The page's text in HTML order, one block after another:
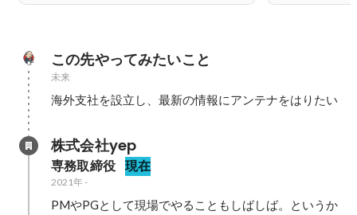
この先やってみたいこと
未来
海外支社を設立し、最新の情報にアンテナをはりたい
株式会社yep
専務取締役 現在
2021年-
PMやPGとして現場でやることもしばしば。というか